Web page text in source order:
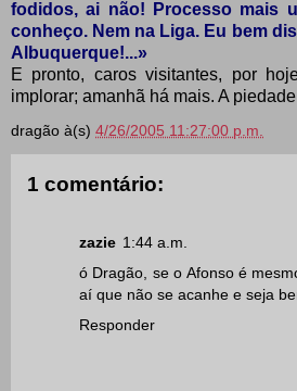
fodidos, ai não! Processo mais
conheço. Nem na Liga. Eu bem
Albuquerque!...»
E pronto, caros visitantes, por
implorar; amanhã há mais. A
dragão à(s) 4/26/2005 11:27:00 p.m.
1 comentário:
zazie 1:44 a.m.
ó Dragão, se o Afonso é
aí que não se acanhe e seja
Responder